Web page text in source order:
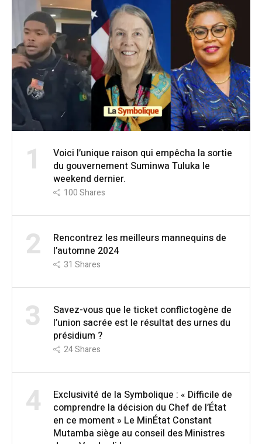
1
Voici l’unique raison qui empêcha la sortie
du gouvernement Suminwa Tuluka le
weekend dernier.
100Shares
2
Rencontrez les meilleurs mannequins de
l’automne 2024
31 Shares
3
Savez-vous que le ticket conflictogène de
l’union sacrée est le résultat des urnes du
présidium ?
24Shares
4
Exclusivité de la Symbolique : « Difficile de
comprendre la décision du Chef de l’État
en ce moment » Le MinÉtat Constant
Mutamba siège au conseil des Ministres